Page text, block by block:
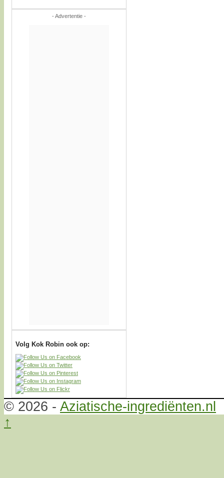
- Advertentie -
Volg Kok Robin ook op:
© 2026 - Aziatische-ingrediënten.nl
↑